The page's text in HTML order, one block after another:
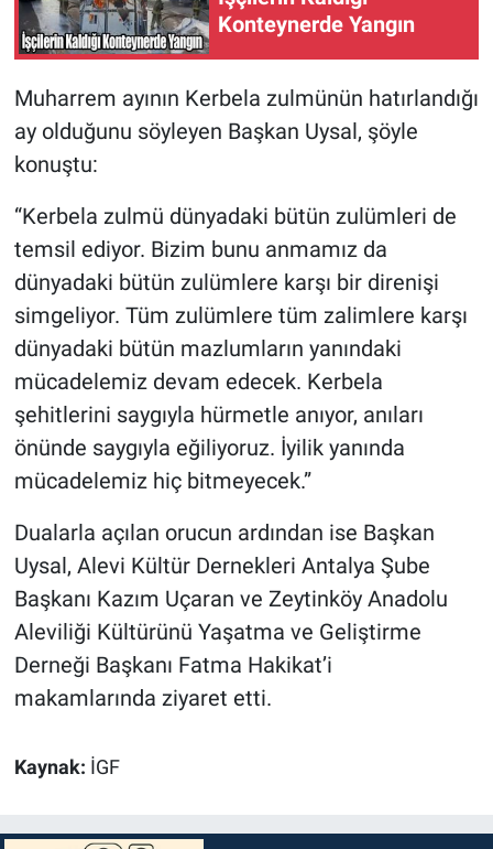
Konteynerde Yangın
Muharrem ayının Kerbela zulmünün hatırlandığı
ay olduğunu söyleyen Başkan Uysal, şöyle
konuştu:
“Kerbela zulmü dünyadaki bütün zulümleri de
temsil ediyor. Bizim bunu anmamız da
dünyadaki bütün zulümlere karşı bir direnişi
simgeliyor. Tüm zulümlere tüm zalimlere karşı
dünyadaki bütün mazlumların yanındaki
mücadelemiz devam edecek. Kerbela
şehitlerini saygıyla hürmetle anıyor, anıları
önünde saygıyla eğiliyoruz. İyilik yanında
mücadelemiz hiç bitmeyecek.”
Dualarla açılan orucun ardından ise Başkan
Uysal, Alevi Kültür Dernekleri Antalya Şube
Başkanı Kazım Uçaran ve Zeytinköy Anadolu
Aleviliği Kültürünü Yaşatma ve Geliştirme
Derneği Başkanı Fatma Hakikat’i
makamlarında ziyaret etti.
Kaynak: İGF